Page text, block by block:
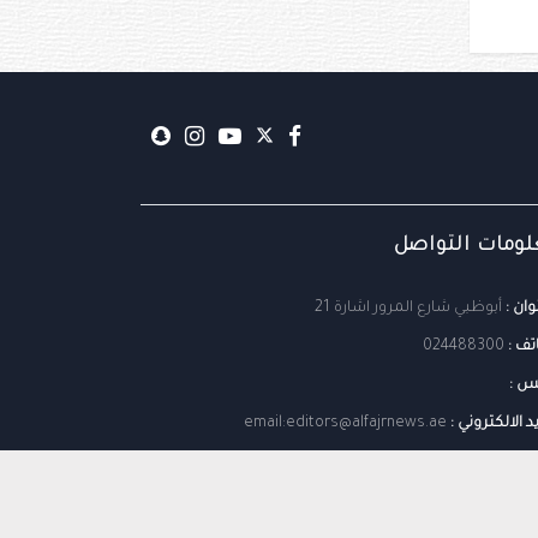
التواصل
: أبوظبي شارع المرور اشارة 21
:
024488300
:
الالكتروني : email:editors@alfajrnews.ae